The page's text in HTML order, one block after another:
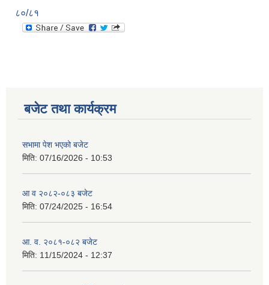
८०/८१
बजेट तथा कार्यक्रम
सभामा पेश भएको बजेट
मिति: 07/16/2026 - 10:53
आ व २०८२-०८३ बजेट
मिति: 07/24/2025 - 16:54
आ. व. २०८१-०८२ बजेट
मिति: 11/15/2024 - 12:37